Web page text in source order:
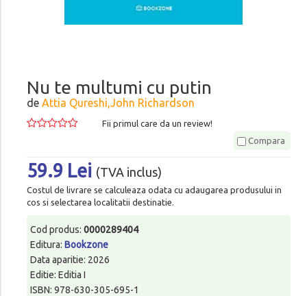
Nu te multumi cu putin
de Attia Qureshi,John Richardson
Fii primul care da un review!
Compara
59.9 Lei (TVA inclus)
Costul de livrare se calculeaza odata cu adaugarea produsului in
cos si selectarea localitatii destinatie.
Cod produs: 0000289404
Editura: Bookzone
Data aparitie: 2026
Editie: Editia I
ISBN: 978-630-305-695-1